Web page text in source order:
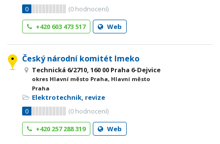
0
(0 hodnocení)
+420 603 473 517
Web
Český národní komitét Imeko
Technická 6/2710, 160 00 Praha 6-Dejvice
okres Hlavní město Praha, Hlavní město
Praha
Elektrotechnik, revize
0
(0 hodnocení)
+420 257 288 319
Web